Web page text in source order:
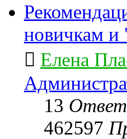
новичкам и
Елена
13
462597